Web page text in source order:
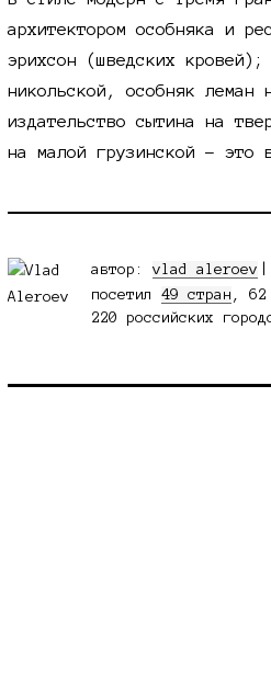
архитектором особняка и
эрихсон (шведских кровей);
никольской, особняк леман
издательство сытина на
на малой грузинской - это
автор: vlad aleroev
посетил 49 стран , 62
220 российских